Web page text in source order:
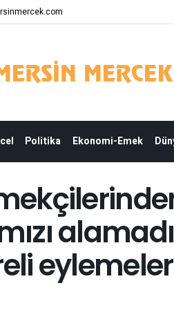
Politika Ekonomi-Emek
eylemeler